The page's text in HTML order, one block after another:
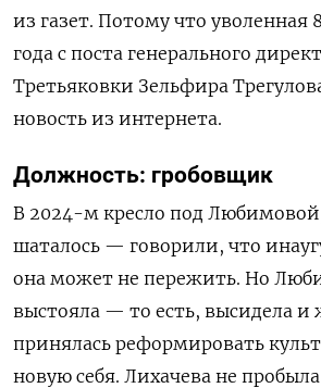
из газет. Потому что уволенная
года с поста генерального
Третьяковки Зельфира
новость из интернета.
Должность: гробовщик
В 2024-м кресло под
шаталось — говорили, что
она может не пережить. Но
выстояла — то есть, высидела и
принялась реформировать
новую себя. Лихачева не